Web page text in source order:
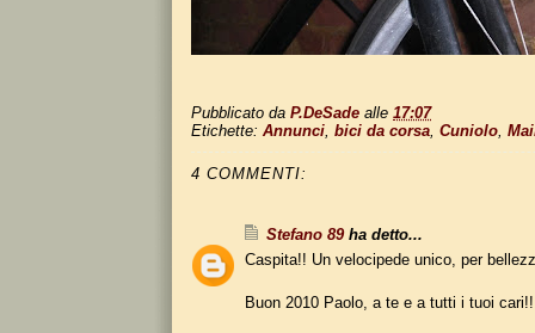
Pubblicato da P.DeSade alle 17:07
Etichette: Annunci bici da corsa Cuniolo
4 COMMENTI:
Stefano 89ha detto...
Caspita!! Un velocipede unico, per
Buon 2010 Paolo, a te e a tutti i tuoi cari!!